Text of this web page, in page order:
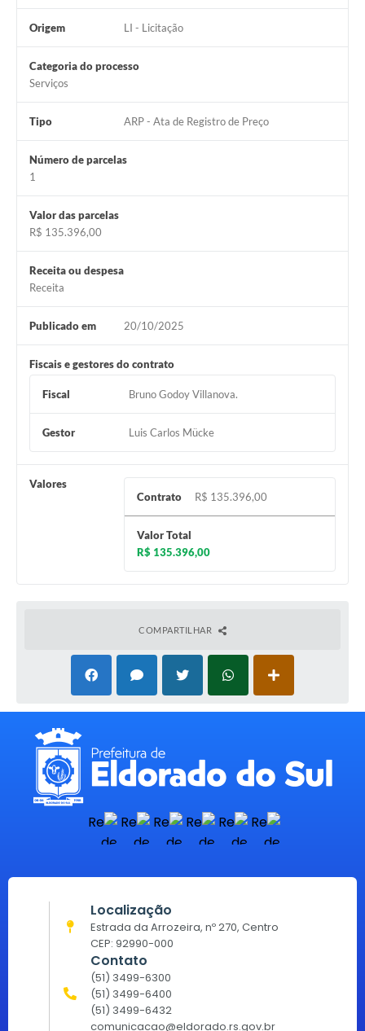
Origem LI - Licitação
Categoria do processo
Serviços
Tipo ARP - Ata de Registro de Preço
Número de parcelas
1
Valor das parcelas
R$ 135.396,00
Receita ou despesa
Receita
Publicado em 20/10/2025
Fiscais e gestores do contrato
Fiscal Bruno Godoy Villanova.
Gestor Luis Carlos Mücke
Valores
Contrato
R$ 135.396,00
Valor Total
R$ 135.396,00
COMPARTILHAR
Localização
Estrada da Arrozeira, nº 270, Centro
CEP: 92990-000
Contato
(51) 3499-6300
(51) 3499-6400
(51) 3499-6432
comunicacao@eldorado.rs.gov.br